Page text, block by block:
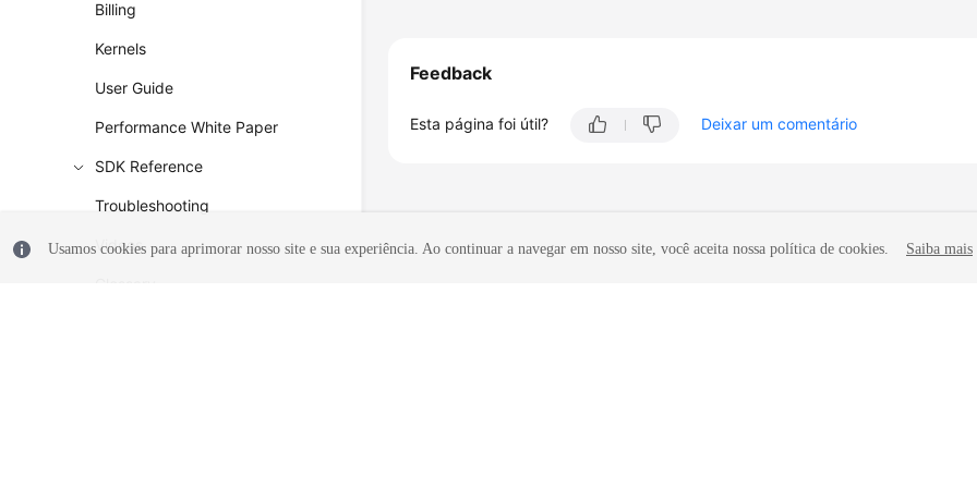
Billing
Kernels
User Guide
Performance White Paper
SDK Reference
Troubleshooting
Videos
Feedback
Esta página foi útil? Deixar um comentário
Usamos cookies para aprimorar nosso site e sua experiência. Ao continuar a navegar em nosso site, você aceita nossa política de cookies. Saiba mais